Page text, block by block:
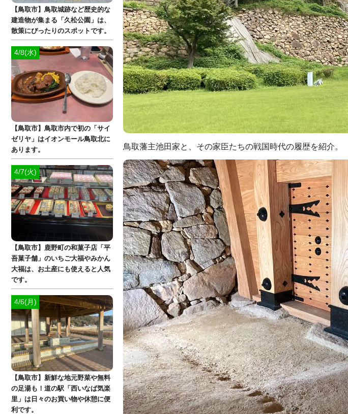
鳥取藩主池田家と、その家臣たちの戦国時代の履歴を紹介。
【鳥取市】鳥取城跡など歴史的な
建造物が集まる「久松公園」は、
散策にぴったりのスポットです。
4/8(水)
【鳥取市】鳥取市内で初の「サイ
ゼリヤ」はイオンモール鳥取北に
あります。
4/7(火)
【鳥取市】鹿野町の和菓子店「平
吾菓子舗」のいちご大福やみかん
大福は、お土産にも使えると人気
です。
4/6(月)
【鳥取市】新鮮な地元野菜や無料
の足湯も！道の駅「西いなば気楽
里」は日々のお買い物や休憩に便
利です。